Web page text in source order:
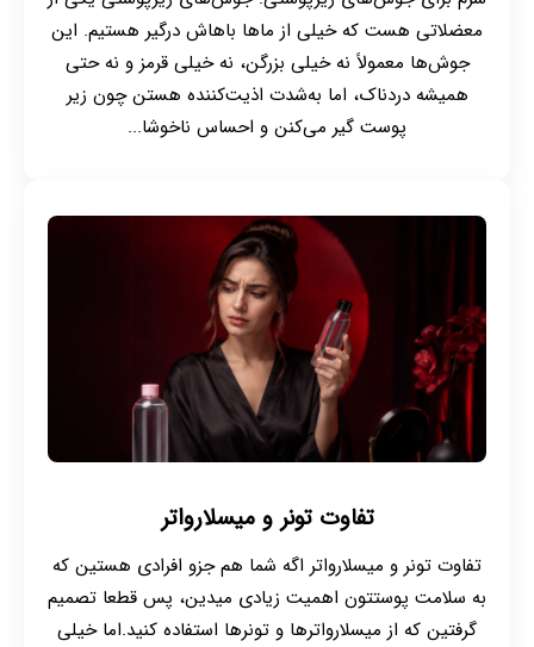
معضلاتی هست که خیلی از ماها باهاش درگیر هستیم. این
جوش‌ها معمولاً نه خیلی بزرگن، نه خیلی قرمز و نه حتی
همیشه دردناک، اما به‌شدت اذیت‌کننده هستن چون زیر
پوست گیر می‌کنن و احساس ناخوشا...
تفاوت تونر و میسلارواتر
تفاوت تونر و میسلارواتر اگه شما هم جزو افرادی هستین که
به سلامت پوستتون اهمیت زیادی میدین، پس قطعا تصمیم
گرفتین که از میسلارواترها و تونرها استفاده کنید.اما خیلی